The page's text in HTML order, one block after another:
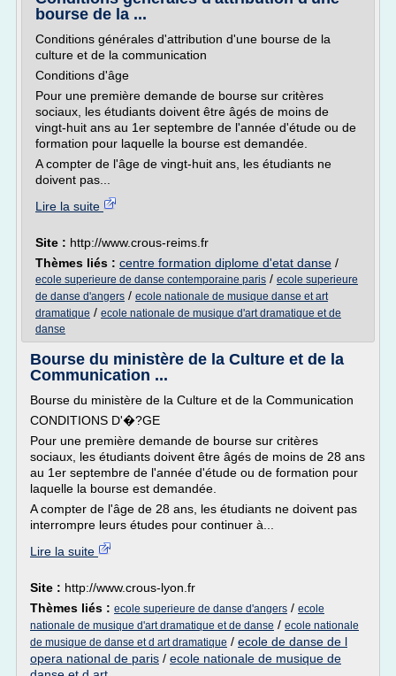
bourse de la ...
Conditions générales d'attribution d'une bourse de la
culture et de la communication
Conditions d'âge
Pour une première demande de bourse sur critères
sociaux, les étudiants doivent être âgés de moins de
vingt-huit ans au 1er septembre de l'année d'étude ou de
formation pour laquelle la bourse est demandée.
A compter de l'âge de vingt-huit ans, les étudiants ne
doivent pas...
Lire la suite
Site : http://www.crous-reims.fr
Thèmes liés : centre formation diplome d'etat danse /
ecole superieure de danse contemporaine paris / ecole superieure
de danse d'angers / ecole nationale de musique danse et art
dramatique / ecole nationale de musique d'art dramatique et de
danse
Bourse du ministère de la Culture et de la
Communication ...
Bourse du ministère de la Culture et de la Communication
CONDITIONS D'�?GE
Pour une première demande de bourse sur critères
sociaux, les étudiants doivent être âgés de moins de 28 ans
au 1er septembre de l'année d'étude ou de formation pour
laquelle la bourse est demandée.
A compter de l'âge de 28 ans, les étudiants ne doivent pas
interrompre leurs études pour continuer à...
Lire la suite
Site : http://www.crous-lyon.fr
Thèmes liés : ecole superieure de danse d'angers / ecole
nationale de musique d'art dramatique et de danse / ecole nationale
de musique de danse et d art dramatique / ecole de danse de l
opera national de paris / ecole nationale de musique de